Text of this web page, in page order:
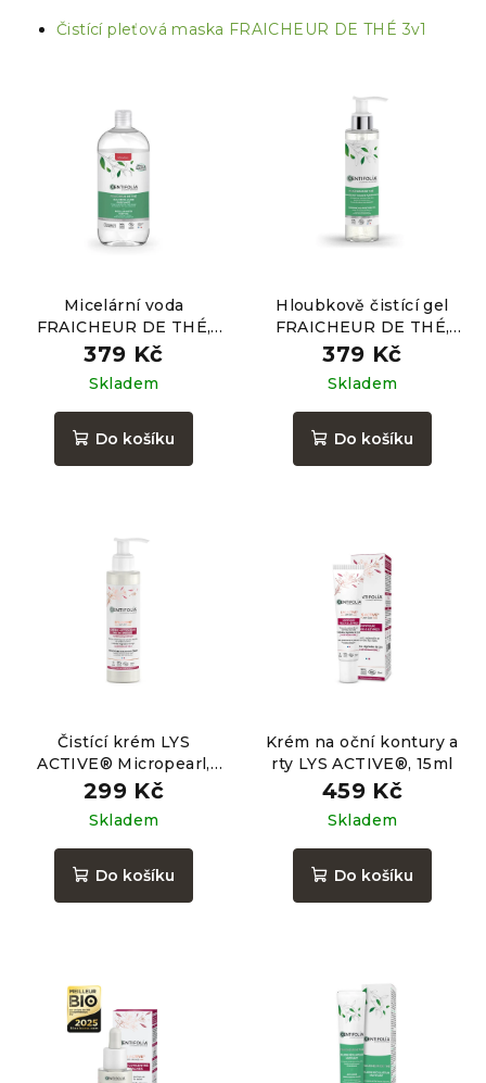
Čistící pleťová maska FRAICHEUR DE THÉ 3v1
Micelární voda
FRAICHEUR DE THÉ,
500ml
379 Kč
Skladem
Do košíku
Hloubkově čistící gel
FRAICHEUR DE THÉ,
145ml
379 Kč
Skladem
Do košíku
Čistící krém LYS
ACTIVE® Micropearl,
145ml
299 Kč
Skladem
Do košíku
Krém na oční kontury a
rty LYS ACTIVE®, 15ml
459 Kč
Skladem
Do košíku